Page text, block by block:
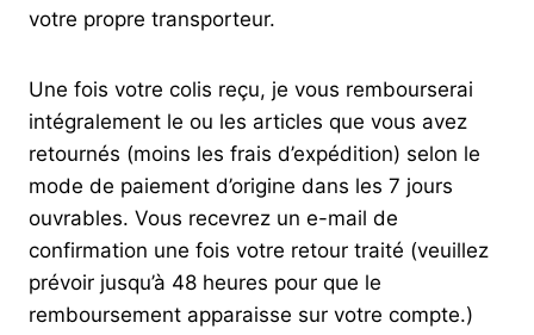
votre propre transporteur.
Une fois votre colis reçu, je vous rembourserai
intégralement le ou les articles que vous avez
retournés (moins les frais d’expédition) selon le
mode de paiement d’origine dans les 7 jours
ouvrables. Vous recevrez un e-mail de
confirmation une fois votre retour traité (veuillez
prévoir jusqu’à 48 heures pour que le
remboursement apparaisse sur votre compte.)